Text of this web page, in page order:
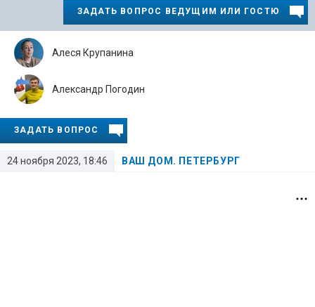
ЗАДАТЬ ВОПРОС ВЕДУЩИМ ИЛИ ГОСТЮ
24 ноября 2023, 18:46 ВАШ ДОМ. ПЕТЕРБУРГ
Алеся Крупанина
Александр Погодин
ЗАДАТЬ ВОПРОС